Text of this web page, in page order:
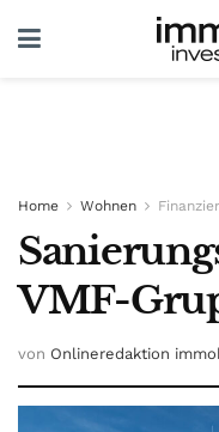
Home Wohnen
VMF-
von Onlineredaktion